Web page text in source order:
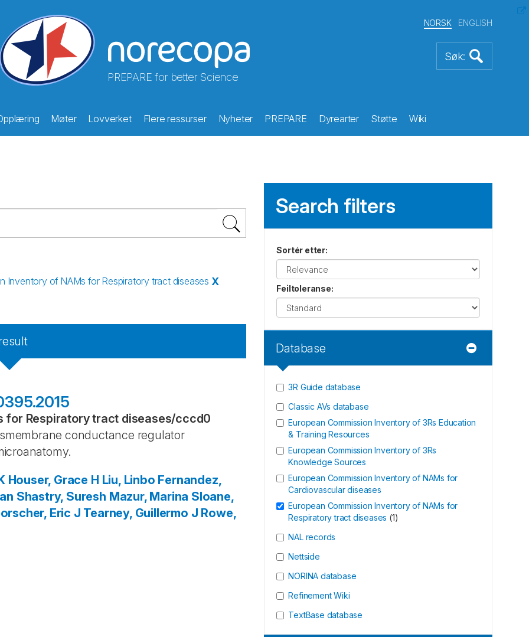
PREPARE for better Science
NORSK ENGLISH
Møter Lovverket Flere ressurser Nyheter PREPARE Dyrearter Støtte Wiki
Inventory of NAMs for Respiratory tract diseases X
for Respiratory tract diseases/cccd0
conductance regulator
Houser, Grace H Liu, Linbo Fernandez,
Shastry, Suresh Mazur, Marina Sloane,
Eric J Tearney, Guillermo J Rowe,
Search filters
Sortér etter:
Feiltoleranse:
Database
3R Guide database
Classic AVs database
European Commission Inventory of 3Rs Education
& Training Resources
European Commission Inventory of 3Rs
Knowledge Sources
European Commission Inventory of NAMs for
Cardiovascular diseases
European Commission Inventory of NAMs for
Respiratory tract diseases (1)
NAL records
Nettside
NORINA database
Refinement Wiki
TextBase database